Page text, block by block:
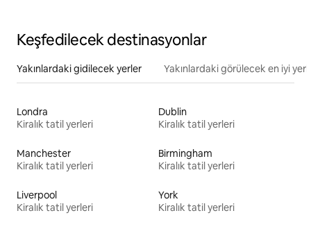
Keşfedilecek destinasyonlar
Yakınlardaki gidilecek yerler Yakınlardaki görülecek en iyi
Londra
Kiralık tatil yerleri
Dublin
Kiralık tatil yerleri
Manchester
Kiralık tatil yerleri
Birmingham
Kiralık tatil yerleri
Liverpool
Kiralık tatil yerleri
York
Kiralık tatil yerleri